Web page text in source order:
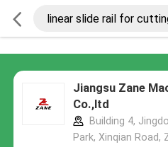
Jiangsu Zane
Co.,ltd
Building 4,
Park, Xinqian